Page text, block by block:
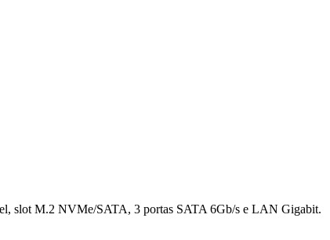
slot M.2 NVMe/SATA, 3 portas SATA 6Gb/s e LAN Gigabit.